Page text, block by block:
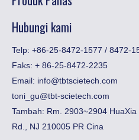
Hubungi kami
Telp: +86-25-8472-1577 / 8472-
Faks: ​+ 86-25-8472-2235
Email: info@tbtscietech.com
toni_gu@tbt-scietech.com
Tambah: Rm. 2903~2904
Rd., NJ 210005 PR Cina